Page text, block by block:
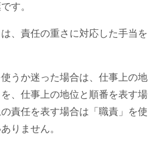
す。
、責任の重さに対応した手当を
うか迷った場合は、仕事上の地
、仕事上の地位と順番を表す場
責任を表す場合は「職責」を使
りません。